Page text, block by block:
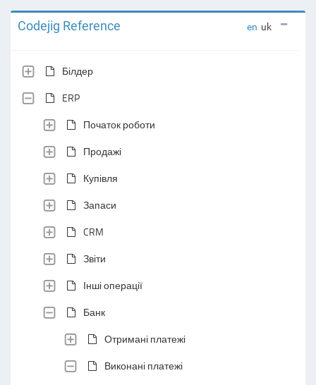
Codejig Reference en uk
Білдер
ERP
Початок роботи
Продажі
Купівля
Запаси
CRM
Звіти
Інші операції
Банк
Отримані платежі
Виконані платежі